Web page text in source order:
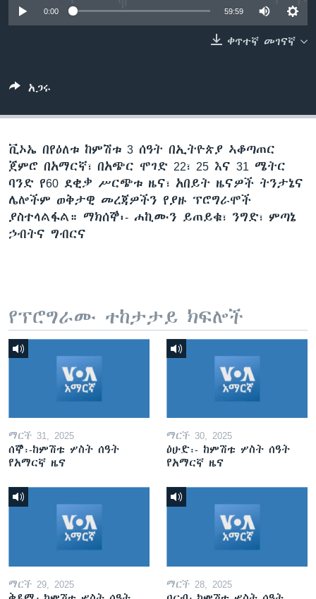
0:00 59:59
ቀጥተኛ መገናኛ
አጋሩ
ቪኦኤ በየዕለቱ ከምሽቱ 3 ሰዓት በኢትዮጵያ ኣቆጣጠር
ጀምሮ በአማርኛ፣ በአጭር ሞገድ 22፣ 25 እና 31 ሜትር
ባንድ የ60 ደቂቃ ሥርጭቱ ዜና፣ አበይት ዜናዎች ትንታኔና
ሌሎችም ወቅታዊ መረጃዎችን የያዙ ፕሮግራሞች
ያስተላልፋል። ማክሰኞ፡- ሐኪሙን ይጠይቁ፣ ንግድ፣ ምጣኔ
ኃብትና ግብርና
የፕሮግራሙ ተከታታይ ክፍሎች
ማርች 31, 2025
ሰኞ፡-ከምሽቱ ሦስት ሰዓት
የአማርኛ ዜና
ማርች 30, 2025
ዕሁድ፡- ከምሽቱ ሦስት ሰዓት
የአማርኛ ዜና
ማርች 29, 2025 ማርች 28, 2025